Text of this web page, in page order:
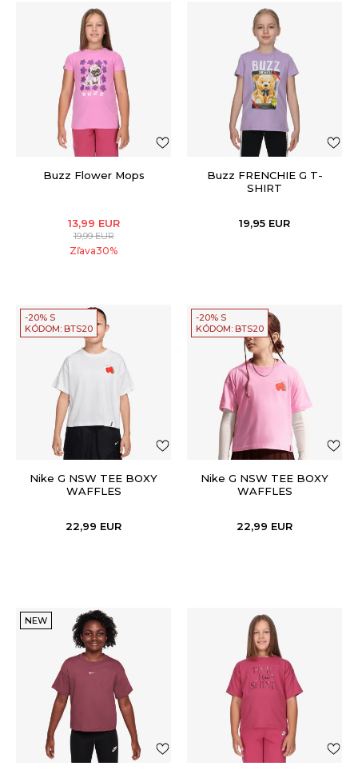
Buzz Flower Mops
13,99 EUR
19,99EUR
Zľava30%
Buzz FRENCHIE G T-
SHIRT
19,95 EUR
-20% S
KÓDOM: BTS20
Nike G NSW TEE BOXY
WAFFLES
22,99 EUR
-20% S
KÓDOM: BTS20
Nike G NSW TEE BOXY
WAFFLES
22,99 EUR
NEW